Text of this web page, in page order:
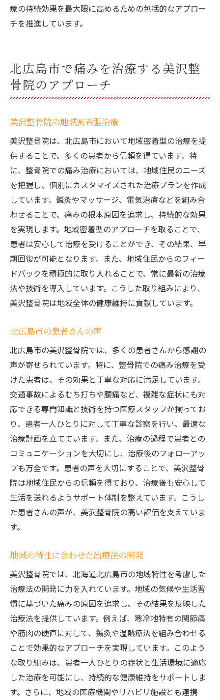
療の持続効果を最大限に高めるための包括的なアプロー
チを推進しています。
北広島市で痛みを治療する美沢整
骨院のアプローチ
美沢整骨院の地域密着型治療
美沢整骨院は、北広島市において地域密着型の治療を提
供することで、多くの患者から信頼を得ています。特
に、整骨院での痛み治療においては、地域住民のニーズ
を把握し、個別にカスタマイズされた治療プランを作成
しています。鍼灸やマッサージ、電気治療などを組み合
わせることで、痛みの根本原因を追求し、持続的な効果
を実現します。地域密着型のアプローチを取ることで、
患者は安心して治療を受けることができ、その結果、早
期回復が可能となります。また、地域住民からのフィー
ドバックを積極的に取り入れることで、常に最新の治療
法や技術を導入しています。こうした取り組みにより、
美沢整骨院は地域全体の健康維持に貢献しています。
北広島市の患者さんの声
北広島市の美沢整骨院では、多くの患者さんから感謝の
声が寄せられています。特に、整骨院での痛み治療を受
けた患者は、その効果と丁寧な対応に満足しています。
交通事故によるむち打ちや腰痛など、複雑な症状にも対
応できる専門知識と技術を持つ医療スタッフが揃ってお
り、患者一人ひとりに対して丁寧な診察を行い、最適な
治療計画を立てています。また、治療の過程で患者との
コミュニケーションを大切にし、治療後のフォローアッ
プも万全です。患者の声を大切にすることで、美沢整骨
院は地域住民からの信頼を得ており、治療後も安心して
生活を送れるようサポート体制を整えています。こうし
た患者さんの声が、美沢整骨院の高い評価を支えていま
す。
地域の特性に合わせた治療法の開発
美沢整骨院では、北海道北広島市の地域特性を考慮した
治療法の開発に力を入れています。地域の気候や生活習
慣に基づいた痛みの原因を追求し、その結果を反映した
治療法を提供しています。例えば、寒冷地特有の関節痛
や筋肉の硬直に対して、鍼灸や温熱療法を組み合わせる
ことで効果的なアプローチを実現しています。このよう
な取り組みは、患者一人ひとりの症状と生活環境に適応
した治療を可能にし、持続的な健康維持をサポートしま
す。さらに、地域の医療機関やリハビリ施設とも連携